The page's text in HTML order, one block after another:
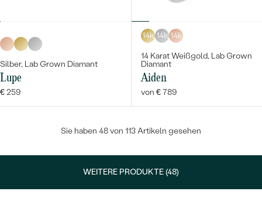
Silber, Lab Grown Diamant
Lupe
€ 259
14k 14k 14k
14 Karat Weißgold, Lab Grown
Diamant
Aiden
von € 789
Sie haben 48 von 113 Artikeln gesehen
WEITERE PRODUKTE (48)